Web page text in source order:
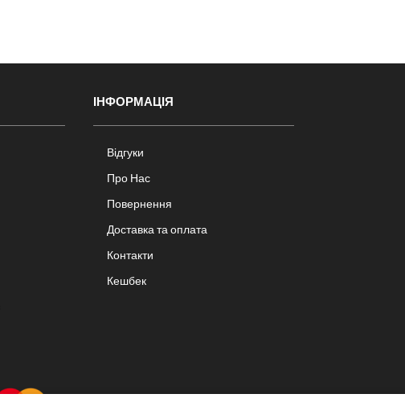
ІНФОРМАЦІЯ
Відгуки
Про Нас
Повернення
Доставка та оплата
Контакти
Кешбек